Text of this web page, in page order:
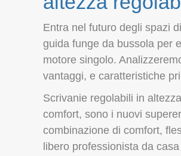
Entra nel futuro degli spazi
guida funge da bussola per
motore singolo.
vantaggi, e caratteristiche
Scrivanie regolabili in
comfort, sono i nuovi
combinazione di comfort,
libero professionista da